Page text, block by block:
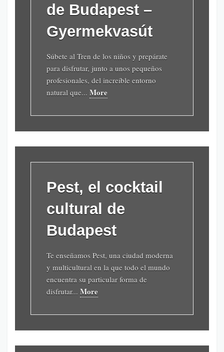
de Budapest –
Gyermekvasút
Súbete al Tren de los niños y prepárate
para disfrutar, junto a unos pequeños
profesionales, del increíble entorno
natural que... More
Pest, el cocktail
cultural de
Budapest
Te enseñamos Pest, una ciudad moderna
y multicultural en la que todo el mundo
encuentra su particular forma de
disfrutar... More